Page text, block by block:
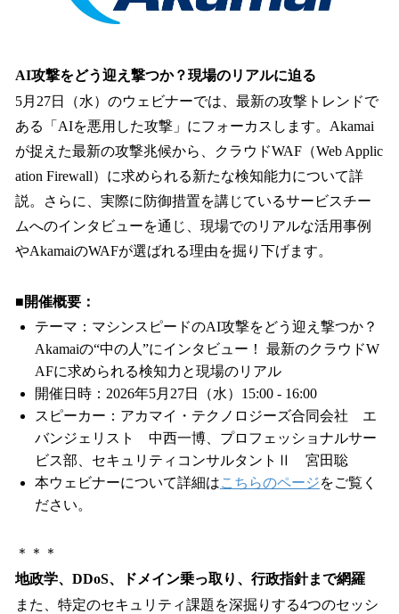
AI攻撃をどう迎え撃つか？現場のリアルに迫る
5月27日（水）のウェビナーでは、最新の攻撃トレンドで
ある「AIを悪用した攻撃」にフォーカスします。Akamai
が捉えた最新の攻撃兆候から、クラウドWAF（Web Applic
ation Firewall）に求められる新たな検知能力について詳
説。さらに、実際に防御措置を講じているサービスチー
ムへのインタビューを通じ、現場でのリアルな活用事例
やAkamaiのWAFが選ばれる理由を掘り下げます。
■開催概要：
テーマ：マシンスピードのAI攻撃をどう迎え撃つか？
Akamaiの“中の人”にインタビュー！ 最新のクラウドW
AFに求められる検知力と現場のリアル
開催日時：2026年5月27日（水）15:00 - 16:00
スピーカー：アカマイ・テクノロジーズ合同会社 エ
バンジェリスト 中西一博、プロフェッショナルサー
ビス部、セキュリティコンサルタントⅡ 宮田聡
本ウェビナーについて詳細はこちらのページをご覧く
ださい。
＊＊＊
地政学、DDoS、ドメイン乗っ取り、行政指針まで網羅
また、特定のセキュリティ課題を深掘りする4つのセッシ